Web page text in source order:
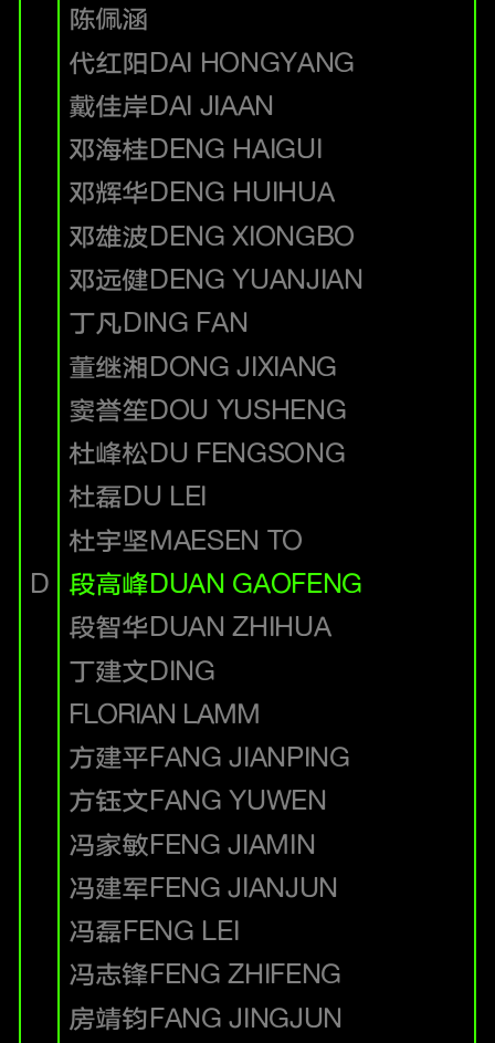
陈佩涵
代红阳DAI HONGYANG
戴佳岸DAI JIAAN
邓海桂DENG HAIGUI
邓辉华DENG HUIHUA
邓雄波DENG XIONGBO
邓远健DENG YUANJIAN
丁凡DING FAN
董继湘DONG JIXIANG
窦誉笙DOU YUSHENG
杜峰松DU FENGSONG
杜磊DU LEI
杜宇坚MAESEN TO
D
段高峰DUAN GAOFENG
段智华DUAN ZHIHUA
丁建文DING
FLORIAN LAMM
方建平FANG JIANPING
方钰文FANG YUWEN
冯家敏FENG JIAMIN
冯建军FENG JIANJUN
冯磊FENG LEI
冯志锋FENG ZHIFENG
房靖钧FANG JINGJUN